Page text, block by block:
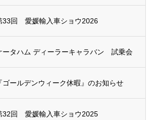
33回 愛媛輸入車ショウ2026
ータハム ディーラーキャラバン 試乗会
『ゴールデンウィーク休暇』のお知らせ
32回 愛媛輸入車ショウ2025